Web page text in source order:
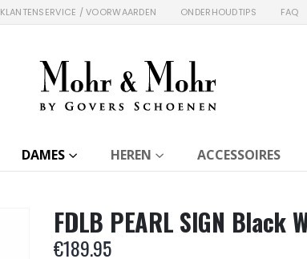
KLANTENSERVICE / VOORWAARDEN ONDERHOUDTIPS FAQ
DAMES HEREN ACCESSOIRES
FDLB PEARL SIGN Black
€189.95